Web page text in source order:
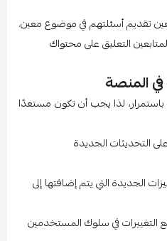
تقديم أسئلتهم في موضوع معين.
التعليق على محتواك
لذا يجب أن تكون مستعدًا
التحديثات الجديدة
الجديدة التي يتم إضافتها إلى
التغييرات في سلوك المستخدمين